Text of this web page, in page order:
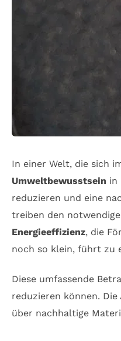
In einer Welt, die sich
Umweltbewusstsein in
reduzieren und eine
treiben den
Energieeffizienz, die
noch so klein, führt zu
Diese umfassende
reduzieren können.
über nachhaltige